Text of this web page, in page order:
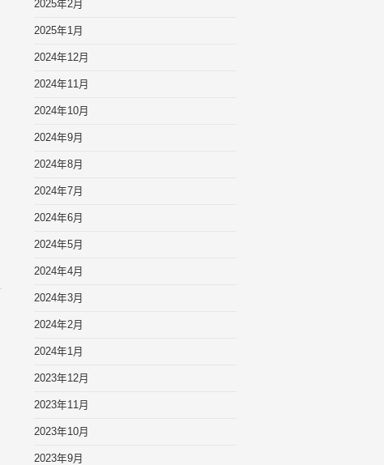
2025年2月
2025年1月
2024年12月
2024年11月
2024年10月
2024年9月
2024年8月
2024年7月
2024年6月
2024年5月
2024年4月
2024年3月
2024年2月
2024年1月
2023年12月
2023年11月
2023年10月
2023年9月